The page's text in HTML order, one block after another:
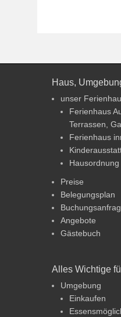
Haus,
unser
Ferienhaus
Terrassen,
Ferienhaus
Hausordnung
Preise
Belegungsplan
Angebote
Gästebuch
Alles Wichtige
Umgebung
Einkaufen